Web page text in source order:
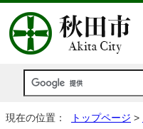
現在の位置： トップページ >